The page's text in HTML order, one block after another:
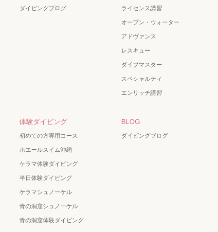
ダイビングブログ ライセンス講習
オープン・ウォーター
アドヴァンス
レスキュー
ダイブマスター
スペシャルティ
エンリッチ講習
体験ダイビング
初めての方専用コース
ホエールスイム沖縄
ケラマ体験ダイビング
半日体験ダイビング
ケラマシュノーケル
青の洞窟シュノーケル
青の洞窟体験ダイビング
BLOG
ダイビングブログ